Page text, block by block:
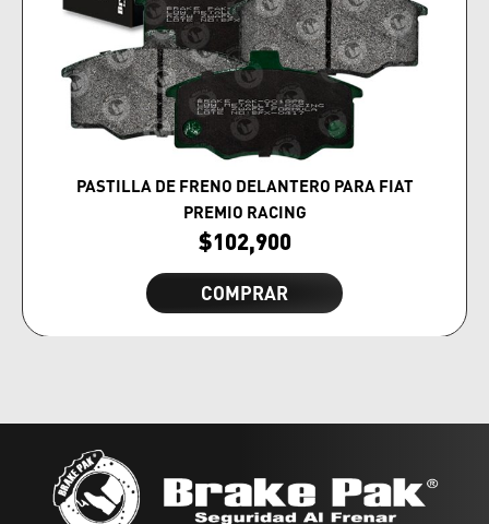
PASTILLA DE FRENO DELANTERO PARA FIAT
PREMIO RACING
$102,900
COMPRAR